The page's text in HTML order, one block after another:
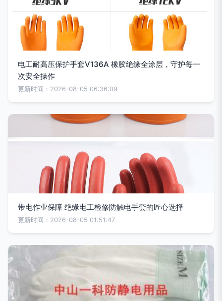
电工耐高压保护手套V136A 橡胶绝缘全涂层，守护每一
次安全操作
更新时间：2026-08-05 06:36:09
带电作业保障 绝缘电工检修防触电手套的匠心选择
更新时间：2026-08-05 01:51:47